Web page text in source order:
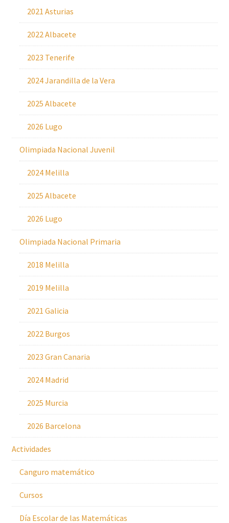
2021 Asturias
2022 Albacete
2023 Tenerife
2024 Jarandilla de la Vera
2025 Albacete
2026 Lugo
Olimpiada Nacional Juvenil
2024 Melilla
2025 Albacete
2026 Lugo
Olimpiada Nacional Primaria
2018 Melilla
2019 Melilla
2021 Galicia
2022 Burgos
2023 Gran Canaria
2024 Madrid
2025 Murcia
2026 Barcelona
Actividades
Canguro matemático
Cursos
Día Escolar de las Matemáticas